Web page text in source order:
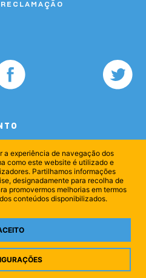
de Juventude
a experiência de navegação dos
como este website é utilizado e
Partilhamos informações
designadamente para recolha de
promovermos melhorias em termos
conteúdos disponibilizados.